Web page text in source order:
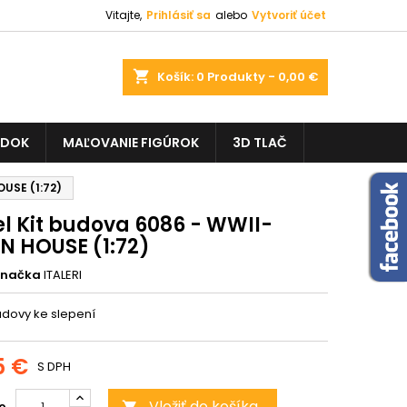
Vitajte, Prihlásiť sa alebo Vytvoriť účet
shopping_cart Košík: 0 Produkty - 0,00 €
MAĽOVANIE FIGÚROK 3D TLAČ
(1:72)
Kit budova 6086 - WWII-
HOUSE (1:72)
ITALERI
ke slepení
€ S DPH